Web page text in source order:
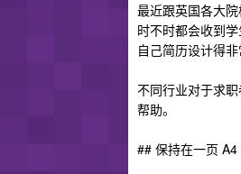
最近跟英国各大
时不时都会收到
自己简历设计得
不同行业对于求
帮助。
## 保持在一页